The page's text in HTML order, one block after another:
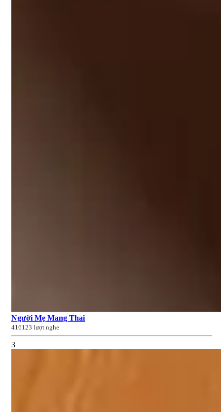
Người Mẹ Mang Thai
416123 lượt nghe
3